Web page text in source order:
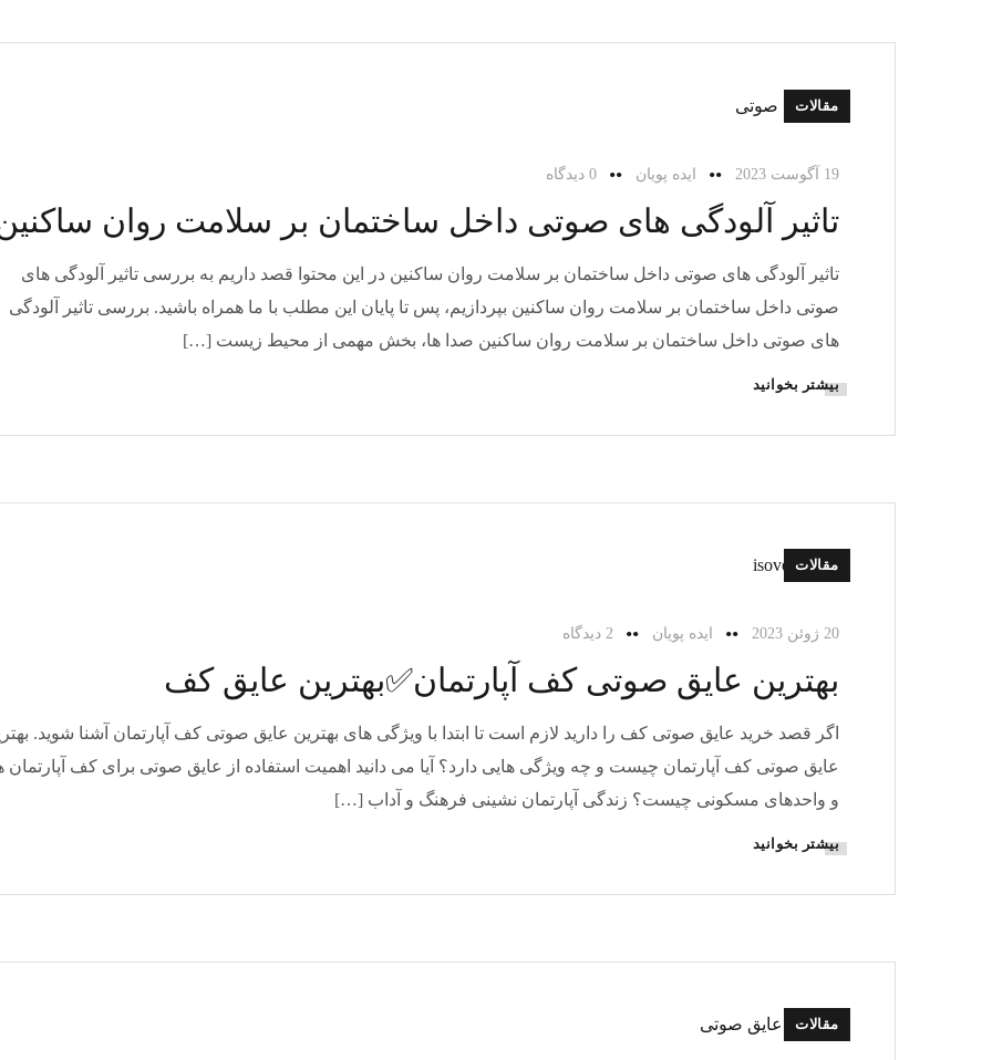
مقالات
19 آگوست 2023 ایده پویان 0 دیدگاه
تاثیر آلودگی های صوتی داخل ساختمان بر سلامت روان
تاثیر آلودگی های صوتی داخل ساختمان بر سلامت روان ساکنین در این محتوا قصد داریم به بررسی تاثیر آلودگی های
صوتی داخل ساختمان بر سلامت روان ساکنین بپردازیم، پس تا پایان این مطلب با ما همراه باشید. بررسی تاثیر آلودگی
های صوتی داخل ساختمان بر سلامت روان ساکنین صدا ها، بخش مهمی از محیط زیست […]
بیشتر بخوانید
مقالات
20 ژوئن 2023 ایده پویان 2 دیدگاه
بهترین عایق صوتی کف آپارتمان✅بهترین عایق کف
اگر قصد خرید عایق صوتی کف را دارید لازم است تا ابتدا با ویژگی های بهترین عایق صوتی کف آپارتمان آشنا شوید.
عایق صوتی کف آپارتمان چیست و چه ویژگی هایی دارد؟ آیا می دانید اهمیت استفاده از عایق صوتی برای کف آپارتمان
و واحدهای مسکونی چیست؟ زندگی آپارتمان نشینی فرهنگ و آداب […]
بیشتر بخوانید
مقالات